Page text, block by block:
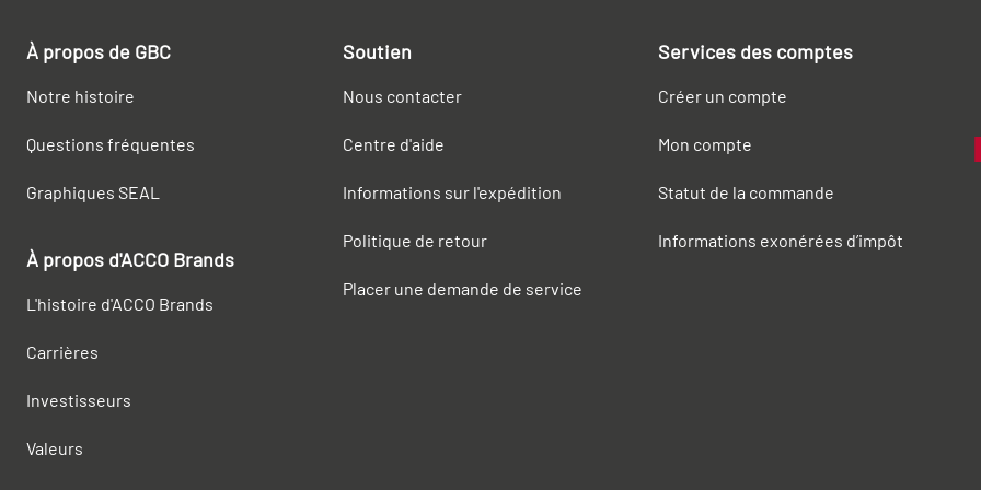
À propos de GBC
Notre histoire
Questions fréquentes
Graphiques SEAL
À propos d'ACCO Brands
L'histoire d'ACCO Brands
Carrières
Investisseurs
Valeurs
Soutien
Nous contacter
Centre d'aide
Informations sur l'expédition
Politique de retour
Placer une demande de service
Services des comptes
Créer un compte
Mon compte
Statut de la commande
Informations exonérées d’impôt